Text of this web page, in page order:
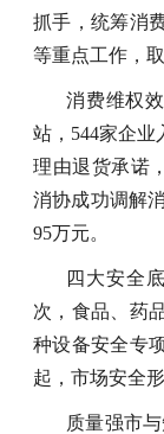
抓手，统筹消
等重点工作，
消费维权
站，544家企业
理由退货承诺
消协成功调解
95万元。
四大安全
次，食品、药
种设备安全专
起，市场安全
质量强市